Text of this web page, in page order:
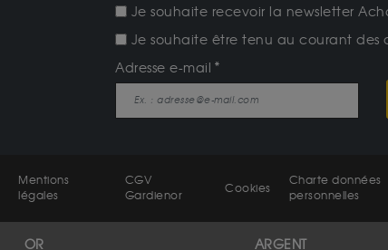
Je souhaite recevoir la newsletter
Je souhaite être tenu au courant des
Adresse e-mail
Mentions
légales
CGV
Gardienor
Cookies
Charte données
personnelles
OR ARGENT